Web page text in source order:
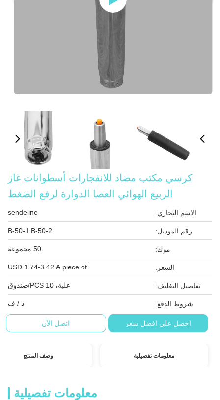
كرسي مكتب مضاد للانفجارات أسطوانات غاز
الربيع الهوائي العصا الدوارة لرفع الضغط
الاسم التجاري: sendeline
رقم الموديل: B-50-1 B-50-2
موك: 50 مجموعة
السعر: USD 1.74-3.42 A piece of
تفاصيل التغليف: علبة، 10 PCS/صندوق
شروط الدفع: د / ف
احصل على افضل سعر اتصل الآن
معلومات تفصيلية وصف المنتج
معلومات تفصيلية